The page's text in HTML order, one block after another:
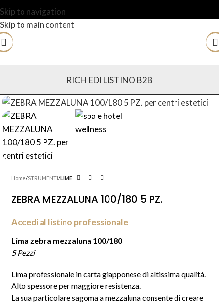
Skip to navigation
Skip to main content
RICHIEDI LISTINO B2B
Home STRUMENTI LIME
ZEBRA MEZZALUNA 100/180 5 PZ.
Accedi al listino professionale
Lima zebra mezzaluna 100/180
5 Pezzi
Lima professionale in carta giapponese di altissima qualità.
Alto spessore per maggiore resistenza.
La sua particolare sagoma a mezzaluna consente di creare